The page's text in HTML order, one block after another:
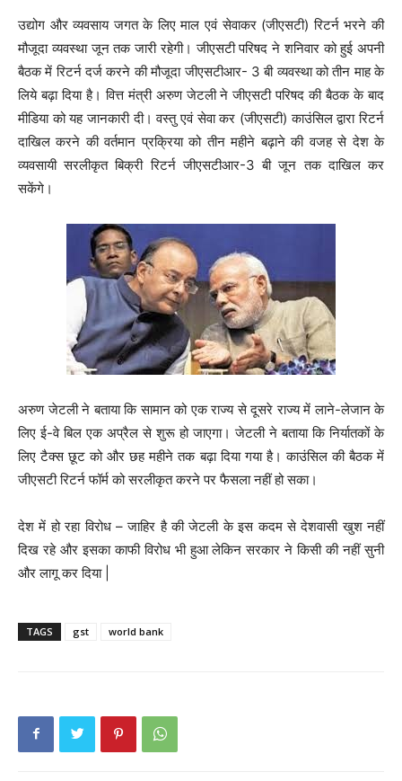
उद्योग और व्यवसाय जगत के लिए माल एवं सेवाकर (जीएसटी) रिटर्न भरने की
मौजूदा व्यवस्था जून तक जारी रहेगी। जीएसटी परिषद ने शनिवार को हुई अपनी
बैठक में रिटर्न दर्ज करने की मौजूदा जीएसटीआर- 3 बी व्यवस्था को तीन माह के
लिये बढ़ा दिया है। वित्त मंत्री अरुण जेटली ने जीएसटी परिषद की बैठक के बाद
मीडिया को यह जानकारी दी। वस्तु एवं सेवा कर (जीएसटी) काउंसिल द्वारा रिटर्न
दाखिल करने की वर्तमान प्रक्रिया को तीन महीने बढ़ाने की वजह से देश के
व्यवसायी सरलीकृत बिक्री रिटर्न जीएसटीआर-3 बी जून तक दाखिल कर
सकेंगे।
अरुण जेटली ने बताया कि सामान को एक राज्य से दूसरे राज्य में लाने-लेजान के
लिए ई-वे बिल एक अप्रैल से शुरू हो जाएगा। जेटली ने बताया कि निर्यातकों के
लिए टैक्स छूट को और छह महीने तक बढ़ा दिया गया है। काउंसिल की बैठक में
जीएसटी रिटर्न फॉर्म को सरलीकृत करने पर फैसला नहीं हो सका।
देश में हो रहा विरोध – जाहिर है की जेटली के इस कदम से देशवासी खुश नहीं
दिख रहे और इसका काफी विरोध भी हुआ लेकिन सरकार ने किसी की नहीं सुनी
और लागू कर दिया |
TAGS gst world bank